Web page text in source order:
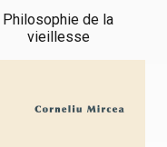
Philosophie de la
vieillesse